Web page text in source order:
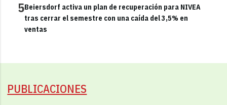
5Beiersdorf activa un plan de recuperación para NIVEA
tras cerrar el semestre con una caída del 3,5% en
ventas
PUBLICACIONES